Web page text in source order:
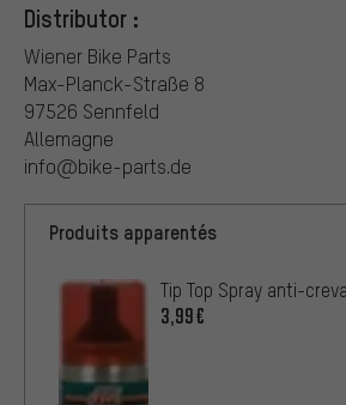
Distributor :
Wiener Bike Parts
Max-Planck-Straße 8
97526 Sennfeld
Allemagne
info@bike-parts.de
Produits apparentés
Tip Top Spray anti-
3,99€